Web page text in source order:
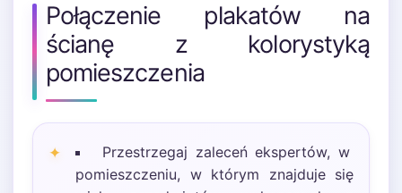
Połączenie plakatów na
ścianę z kolorystyką
pomieszczenia
Przestrzegaj zaleceń ekspertów, w
pomieszczeniu, w którym znajduje się